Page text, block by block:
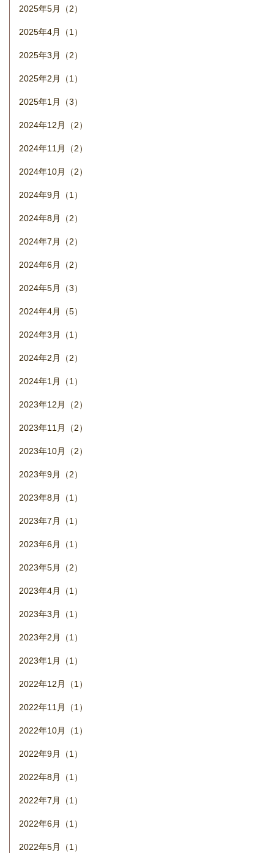
2025年5月（2）
2025年4月（1）
2025年3月（2）
2025年2月（1）
2025年1月（3）
2024年12月（2）
2024年11月（2）
2024年10月（2）
2024年9月（1）
2024年8月（2）
2024年7月（2）
2024年6月（2）
2024年5月（3）
2024年4月（5）
2024年3月（1）
2024年2月（2）
2024年1月（1）
2023年12月（2）
2023年11月（2）
2023年10月（2）
2023年9月（2）
2023年8月（1）
2023年7月（1）
2023年6月（1）
2023年5月（2）
2023年4月（1）
2023年3月（1）
2023年2月（1）
2023年1月（1）
2022年12月（1）
2022年11月（1）
2022年10月（1）
2022年9月（1）
2022年8月（1）
2022年7月（1）
2022年6月（1）
2022年5月（1）